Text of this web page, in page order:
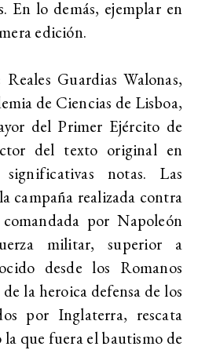
En lo demás, ejemplar en
edición.
Guardias Walonas,
de Ciencias de Lisboa,
del Primer Ejército de
del texto original en
notas. Las
campaña realizada contra
por Napoleón
militar, superior a
desde los Romanos
la heroica defensa de los
por Inglaterra, rescata
que fuera el bautismo de